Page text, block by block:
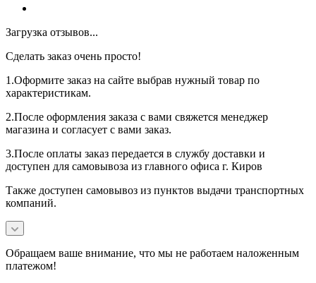
Загрузка отзывов...
Сделать заказ очень просто!
1.Оформите заказ на сайте выбрав нужный товар по
характеристикам.
2.После оформления заказа с вами свяжется менеджер
магазина и согласует с вами заказ.
3.После оплаты заказ передается в службу доставки и
доступен для самовывоза из главного офиса г. Киров
Также доступен самовывоз из пунктов выдачи транспортных
компаний.
Обращаем ваше внимание, что мы не работаем наложенным
платежом!